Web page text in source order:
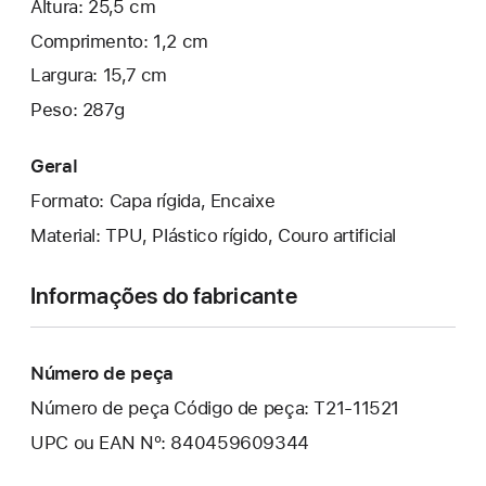
Altura: 25,5 cm
Comprimento: 1,2 cm
Largura: 15,7 cm
Peso: 287g
Geral
Formato: Capa rígida, Encaixe
Material: TPU, Plástico rígido, Couro artificial
Informações do fabricante
Número de peça
Número de peça Código de peça: T21-11521
UPC ou EAN Nº: 840459609344